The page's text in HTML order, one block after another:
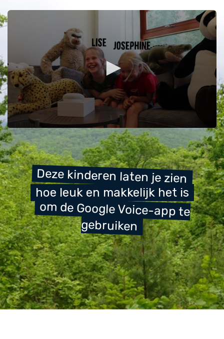
0
seconds
of
2
minutes,
52
seconds Deze kinderen laten je zien
hoe leuk en makkelijk het is
om de Google Voice-app te
gebruiken